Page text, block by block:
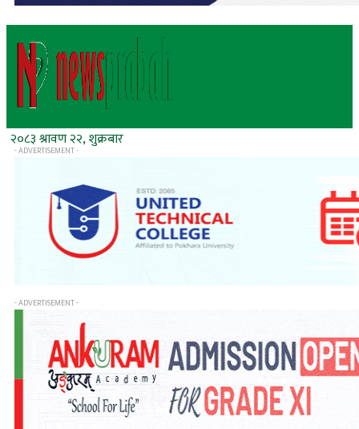
२०८३ श्रावण २२, शुक्रबार
- ADVERTISEMENT -
- ADVERTISEMENT -